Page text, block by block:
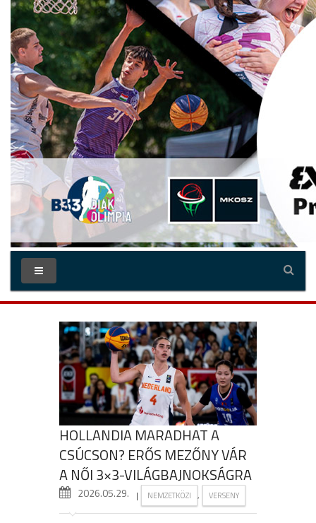
HOLLANDIA MARADHAT A
CSÚCSON? ERŐS MEZŐNY VÁR
A NŐI 3×3-VILÁGBAJNOKSÁGRA
2026.05.29. | NEMZETKÖZI , VERSENY